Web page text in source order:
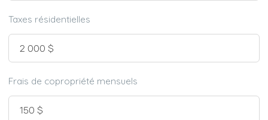
Taxes résidentielles
Frais de copropriété mensuels